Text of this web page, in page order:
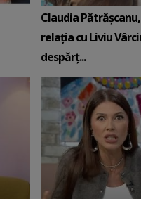
Claudia
relația cu Liviu
despărț...